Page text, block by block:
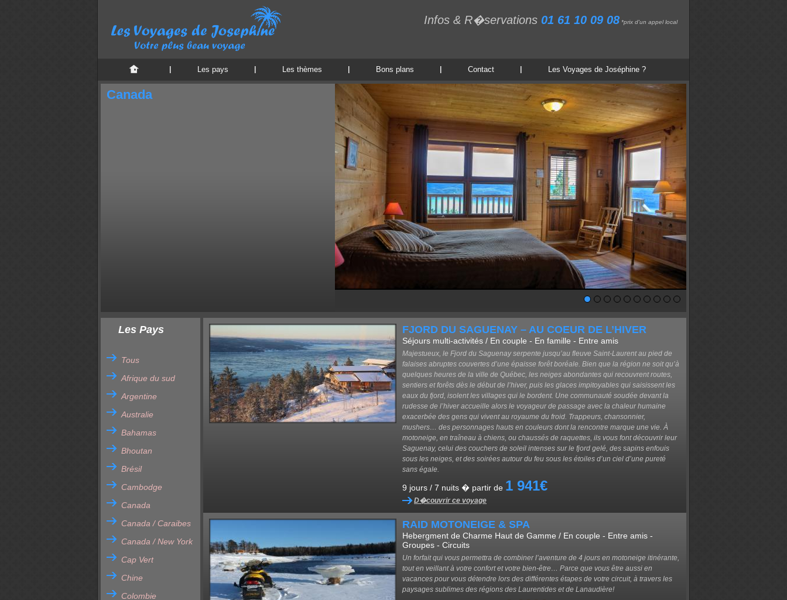
Infos & R�servations 01 61 10 09 08 *prix d'un appel local
Les pays Les thèmes Bons plans Contact Les Voyages de Joséphine ?
Canada
Les Pays
Tous
Afrique du sud
Argentine
Australie
Bahamas
Bhoutan
Brésil
Cambodge
Canada
Canada / Caraibes
Canada / New York
Cap Vert
Chine
Colombie
FJORD DU SAGUENAY – AU COEUR DE L’HIVER
Séjours multi-activités / En couple - En famille - Entre amis
Majestueux, le Fjord du Saguenay serpente jusqu’au fleuve Saint-Laurent au pied de
falaises abruptes couvertes d’une épaisse forêt boréale. Bien que la région ne soit qu’à
quelques heures de la ville de Québec, les neiges abondantes qui recouvrent routes,
sentiers et forêts dès le début de l’hiver, puis les glaces impitoyables qui saisissent les
eaux du fjord, isolent les villages qui le bordent. Une communauté soudée devant la
rudesse de l’hiver accueille alors le voyageur de passage avec la chaleur humaine
exacerbée des gens qui vivent au royaume du froid. Trappeurs, chansonnier,
mushers… des personnages hauts en couleurs dont la rencontre marque une vie. À
motoneige, en traîneau à chiens, ou chaussés de raquettes, ils vous font découvrir leur
Saguenay, celui des couchers de soleil intenses sur le fjord gelé, des sapins enfouis
sous les neiges, et des soirées autour du feu sous les étoiles d’un ciel d’une pureté
sans égale.
9 jours / 7 nuits � partir de 1 941€
D�couvrir ce voyage
RAID MOTONEIGE & SPA
Hebergment de Charme Haut de Gamme / En couple - Entre amis -
Groupes - Circuits
Un forfait qui vous permettra de combiner l’aventure de 4 jours en motoneige itinérante,
tout en veillant à votre confort et votre bien-être… Parce que vous être aussi en
vacances pour vous détendre lors des différentes étapes de votre circuit, à travers les
paysages sublimes des régions des Laurentides et de Lanaudière!